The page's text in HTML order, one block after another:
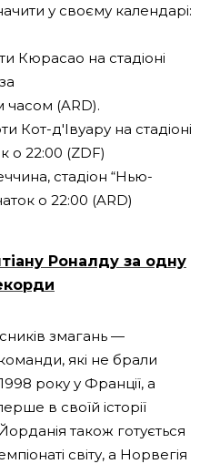
у своєму календарі:
Кюрасао на стадіоні
часом (ARD).
Кот-д'Івуару на стадіоні
о 22:00 (ZDF)
стадіон “Нью-
о 22:00 (ARD)
Роналду за одну
змагань —
які не брали
року у Франції, а
в своїй історії
також готується
світу, а Норвегія